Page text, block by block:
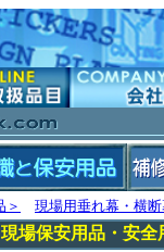
＞ 現場用垂れ幕・横
場保安用品・安全